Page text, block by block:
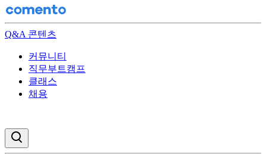
Q&A 콘텐츠
커뮤니티
직무부트캠프
클래스
채용